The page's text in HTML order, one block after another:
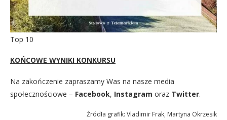
Top 10
KOŃCOWE WYNIKI KONKURSU
Na zakończenie zapraszamy Was na nasze media
społecznościowe – Facebook, Instagram oraz Twitter.
Źródła grafik: Vladimir Frak, Martyna Okrzesik